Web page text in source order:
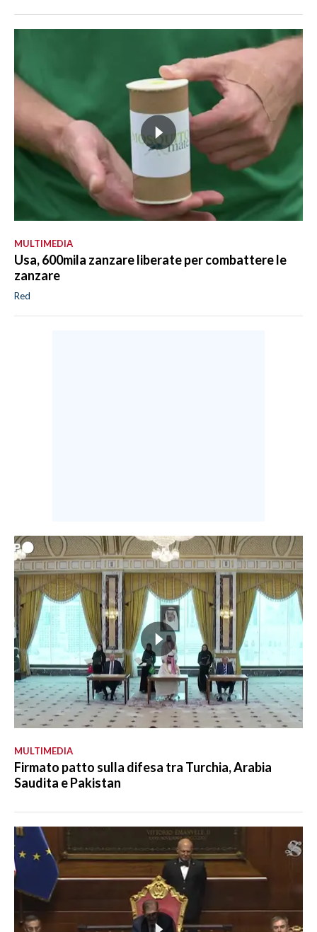
MULTIMEDIA
Usa, 600mila zanzare liberate per combattere le
zanzare
Red
MULTIMEDIA
Firmato patto sulla difesa tra Turchia, Arabia
Saudita e Pakistan